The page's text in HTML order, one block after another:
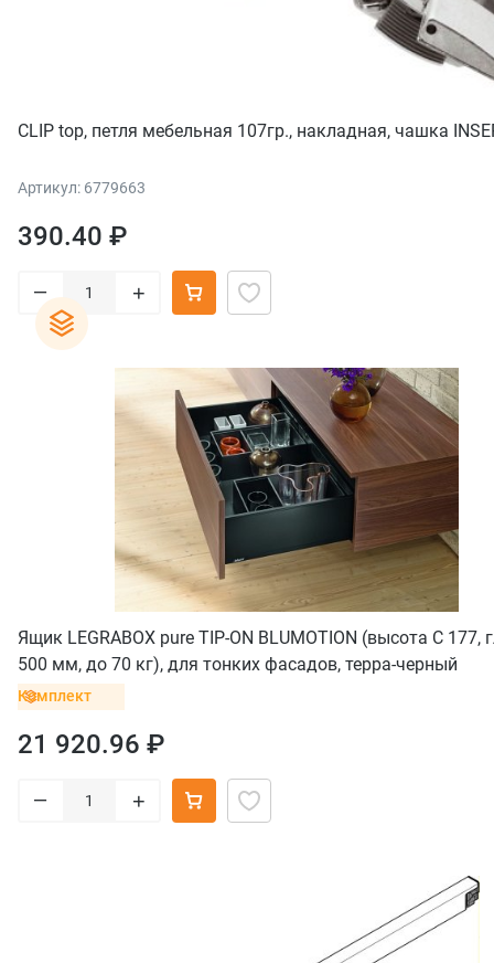
CLIP top, петля мебельная 107гр., накладная, чaшкa
Артикул: 6779663
390.40 ₽
– +
Ящик LEGRABOX pure TIP-ON BLUMOTION (высота C 177,
500 мм, до 70 кг), для тонких фасадов, терра-черный
Комплект
21 920.96 ₽
– +